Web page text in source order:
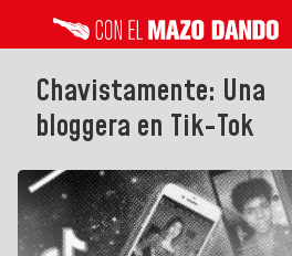
Chavistamente: Una
bloggera en Tik-Tok